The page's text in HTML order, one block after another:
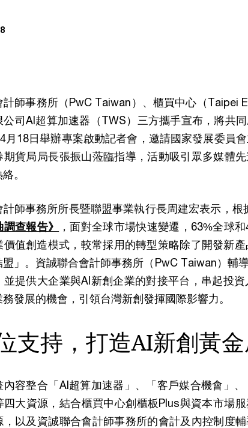
計師事務所（PwC Taiwan）、櫃買中心（Taipei
司AI超算加速器（TWS）三方攜手宣布，將共
月18日舉辦專案啟動記者會，邀請國家發展委員
期貨局局長張振山蒞臨指導，活動吸引眾多媒體
。
計師事務所所長暨聯盟事業執行長周建宏表示，根
查報告》
，面對全球市場快速變遷，63%全球
價值創造模式，較常採用的轉型策略除了開發新
」。資誠聯合會計師事務所（PwC Taiwan）輔
並提供大企業與AI新創企業的對接平台，串起投
發展的機會，引領台灣新創發揮國際影響力。
支持，打造AI新創黃
內容整合「AI超算加速器」、「客戶媒合機會」
四大資源，結合櫃買中心創櫃板Plus與資本市場
，以及資誠聯合會計師事務所的會計及內控制度